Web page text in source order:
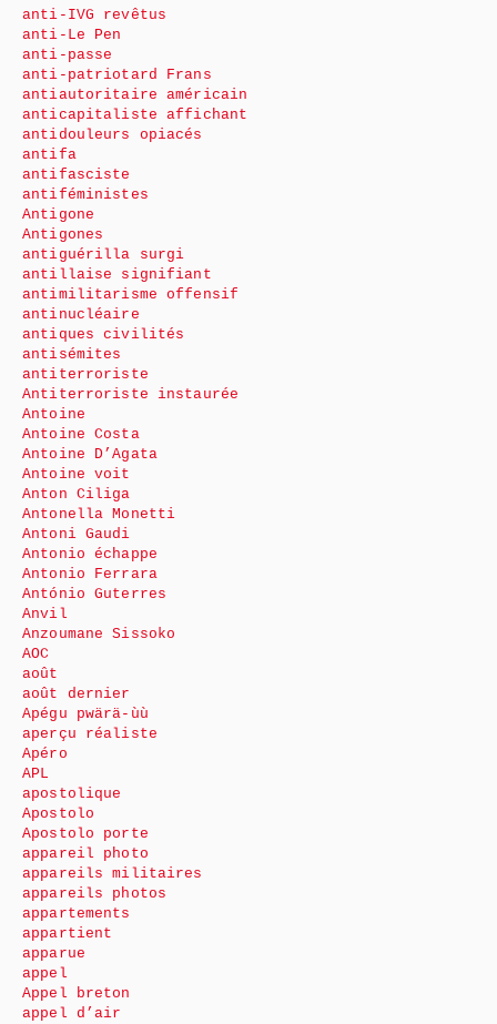
anti-IVG revêtus
anti-Le Pen
anti-passe
anti-patriotard Frans
antiautoritaire américain
anticapitaliste affichant
antidouleurs opiacés
antifa
antifasciste
antiféministes
Antigone
Antigones
antiguérilla surgi
antillaise signifiant
antimilitarisme offensif
antinucléaire
antiques civilités
antisémites
antiterroriste
Antiterroriste instaurée
Antoine
Antoine Costa
Antoine D’Agata
Antoine voit
Anton Ciliga
Antonella Monetti
Antoni Gaudi
Antonio échappe
Antonio Ferrara
António Guterres
Anvil
Anzoumane Sissoko
AOC
août
août dernier
Apégu pwärä-ùù
aperçu réaliste
Apéro
APL
apostolique
Apostolo
Apostolo porte
appareil photo
appareils militaires
appareils photos
appartements
appartient
apparue
appel
Appel breton
appel d’air